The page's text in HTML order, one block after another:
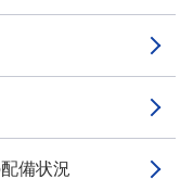
備状況